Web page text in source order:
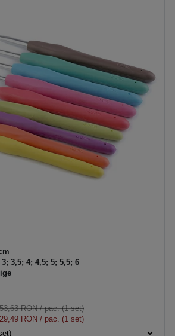
3,5; 4; 4,5; 5; 5,5; 6
53,63 RON/ pac. (1 set)
29,49 RON / pac. (1 set)